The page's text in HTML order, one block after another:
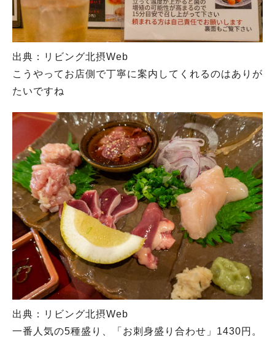
出典：リビング北摂Web
こうやってお店側で丁寧に案内してくれるのはありが
たいですね
出典：リビング北摂Web
一番人気の5種盛り、「お刺身盛り合わせ」1430円。